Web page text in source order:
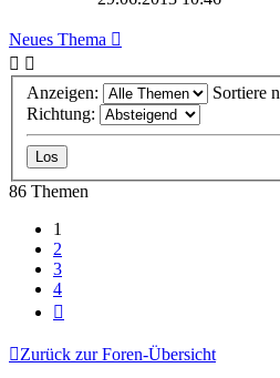
Neues Thema
Anzeigen:
Sortiere
Richtung:
86 Themen
1
2
3
4
Zurück zur Foren-Übersicht